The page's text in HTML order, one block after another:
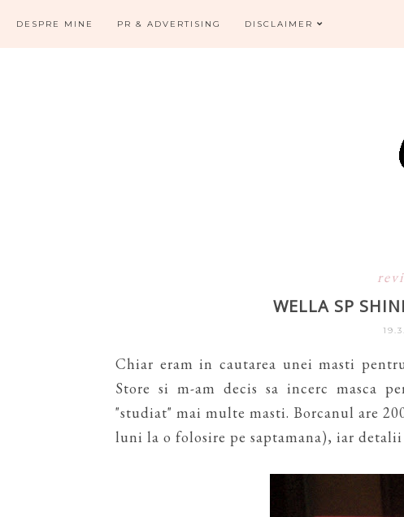
DESPRE MINE PR & ADVERTISING DISCLAIMER
WELLA SP
Chiar eram in cautarea unei masti
Store si m-am decis sa incerc masca
"studiat" mai multe masti. Borcanul are
luni la o folosire pe saptamana), iar detalii